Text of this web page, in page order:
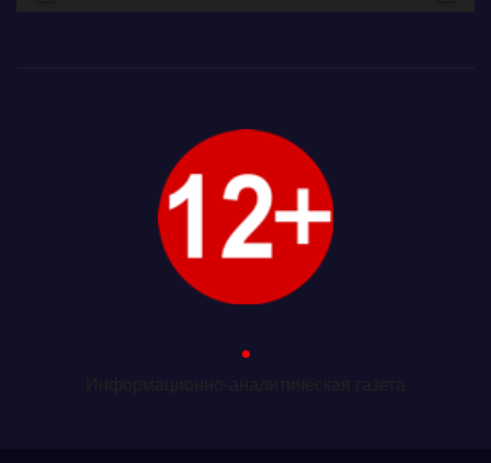
.